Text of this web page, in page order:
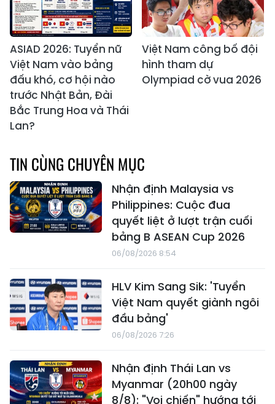
ASIAD 2026: Tuyển nữ
Việt Nam vào bảng
đấu khó, cơ hội nào
trước Nhật Bản, Đài
Bắc Trung Hoa và Thái
Lan?
Việt Nam công bố đội
hình tham dự
Olympiad cờ vua 2026
TIN CÙNG CHUYÊN MỤC
Nhận định Malaysia vs
Philippines: Cuộc đua
quyết liệt ở lượt trận cuối
bảng B ASEAN Cup 2026
06/08/2026 8:54
HLV Kim Sang Sik: 'Tuyển
Việt Nam quyết giành ngôi
đầu bảng'
06/08/2026 7:26
Nhận định Thái Lan vs
Myanmar (20h00 ngày
8/8): "Voi chiến" hướng tới